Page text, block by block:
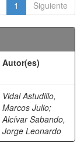
1 Siguiente
Autor(es)
Vidal Astudillo,
Marcos Julio;
Alcívar Sabando,
Jorge Leonardo